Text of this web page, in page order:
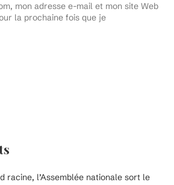
mon adresse e-mail et mon site Web
la prochaine fois que je
racine, l’Assemblée nationale sort le